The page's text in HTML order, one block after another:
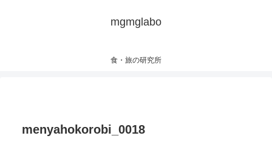
mgmglabo
食・旅の研究所
menyahokorobi_0018